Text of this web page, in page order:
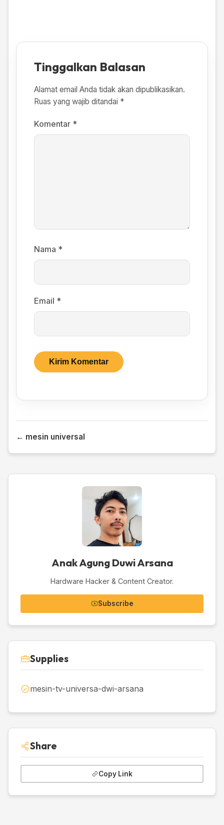
Tinggalkan Balasan
Alamat email Anda tidak akan dipublikasikan.
Ruas yang wajib ditandai *
Komentar *
Nama *
Email *
← mesin universal
Anak Agung Duwi Arsana
Hardware Hacker & Content Creator.
Subscribe
Supplies
mesin-tv-universa-dwi-arsana
Share
Copy Link